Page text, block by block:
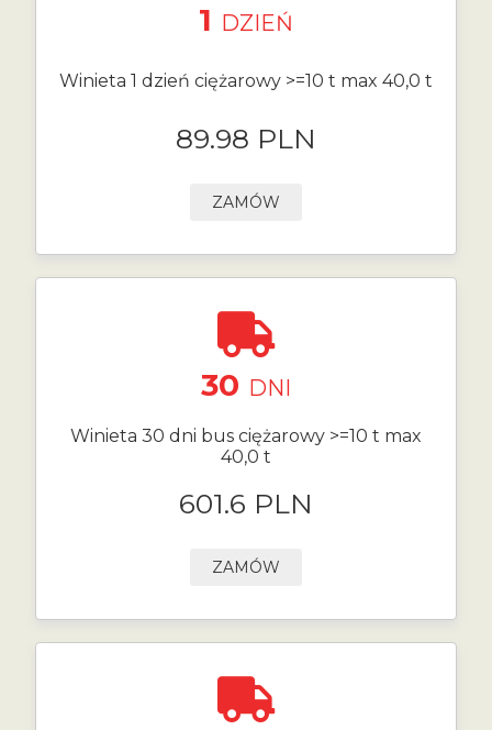
1 DZIEŃ
Winieta 1 dzień ciężarowy >=10 t max 40,0 t
89.98 PLN
ZAMÓW
30 DNI
Winieta 30 dni bus ciężarowy >=10 t max
40,0 t
601.6 PLN
ZAMÓW